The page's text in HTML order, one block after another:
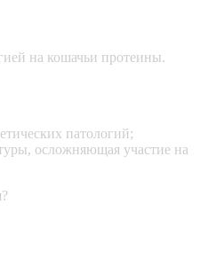
на кошачьи протеины.
патологий;
осложняющая участие на